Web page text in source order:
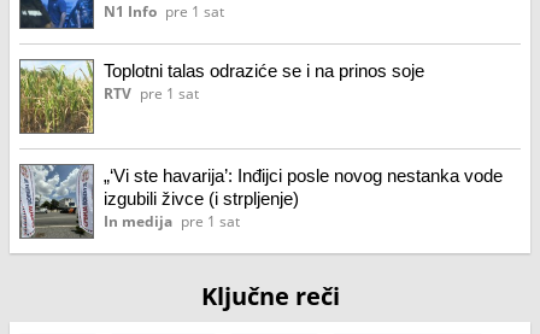
N1 Info pre 1 sat
Toplotni talas odraziće se i na prinos soje
RTV pre 1 sat
„‘Vi ste havarija’: Inđijci posle novog nestanka vode
izgubili živce (i strpljenje)
In medija pre 1 sat
Ključne reči